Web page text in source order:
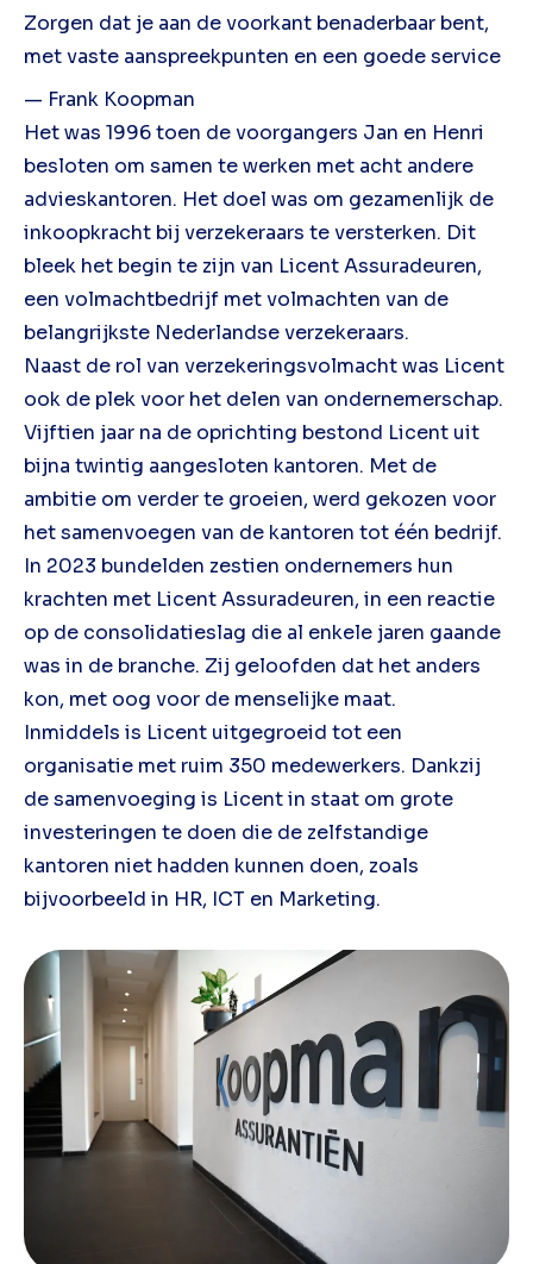
Zorgen dat je aan de voorkant benaderbaar bent,
met vaste aanspreekpunten en een goede service
— Frank Koopman
Het was 1996 toen de voorgangers Jan en Henri
besloten om samen te werken met acht andere
advieskantoren. Het doel was om gezamenlijk de
inkoopkracht bij verzekeraars te versterken. Dit
bleek het begin te zijn van Licent Assuradeuren,
een volmachtbedrijf met volmachten van de
belangrijkste Nederlandse verzekeraars.
Naast de rol van verzekeringsvolmacht was Licent
ook de plek voor het delen van ondernemerschap.
Vijftien jaar na de oprichting bestond Licent uit
bijna twintig aangesloten kantoren. Met de
ambitie om verder te groeien, werd gekozen voor
het samenvoegen van de kantoren tot één bedrijf.
In 2023 bundelden zestien ondernemers hun
krachten met Licent Assuradeuren, in een reactie
op de consolidatieslag die al enkele jaren gaande
was in de branche. Zij geloofden dat het anders
kon, met oog voor de menselijke maat.
Inmiddels is Licent uitgegroeid tot een
organisatie met ruim 350 medewerkers. Dankzij
de samenvoeging is Licent in staat om grote
investeringen te doen die de zelfstandige
kantoren niet hadden kunnen doen, zoals
bijvoorbeeld in HR, ICT en Marketing.